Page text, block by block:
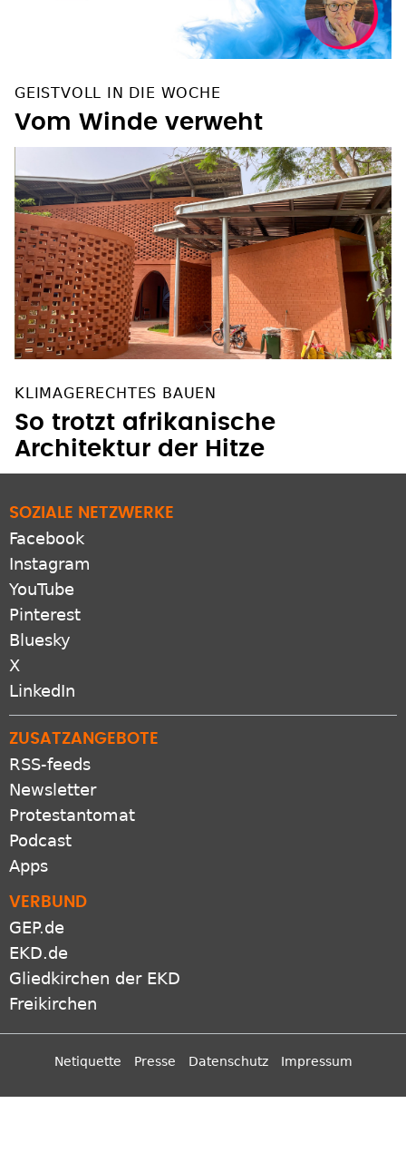
GEISTVOLL IN DIE WOCHE
Vom Winde verweht
KLIMAGERECHTES BAUEN
So trotzt afrikanische
Architektur der Hitze
SOZIALE NETZWERKE
Facebook
Instagram
YouTube
Pinterest
Bluesky
X
LinkedIn
ZUSATZANGEBOTE
RSS-feeds
Newsletter
Protestantomat
Podcast
Apps
VERBUND
GEP.de
EKD.de
Gliedkirchen der EKD
Freikirchen
Netiquette Presse Datenschutz Impressum